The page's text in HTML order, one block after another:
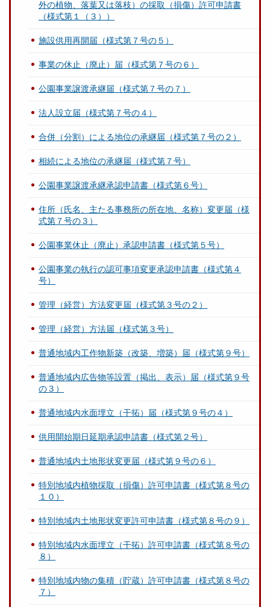
外の植物、落葉又は落枝）の採取（損傷）許可申請書
（様式第１（３））
施設供用再開届（様式第７号の５）
事業の休止（廃止）届（様式第７号の６）
公園事業譲渡承継届（様式第７号の７）
法人設立届（様式第７号の４）
合併（分割）による地位の承継届（様式第７号の２）
相続による地位の承継届（様式第７号）
公園事業譲渡承継承認申請書（様式第６号）
住所（氏名、主たる事務所の所在地、名称）変更届（様
式第７号の３）
公園事業休止（廃止）承認申請書（様式第５号）
公園事業の執行の認可事項変更承認申請書（様式第４
号）
管理（経営）方法変更届（様式第３号の２）
管理（経営）方法届（様式第３号）
普通地域内工作物新築（改築、増築）届（様式第９号）
普通地域内広告物等設置（掲出、表示）届（様式第９号
の３）
普通地域内水面埋立（干拓）届（様式第９号の４）
供用開始期日延期承認申請書（様式第２号）
普通地域内土地形状変更届（様式第９号の６）
特別地域内植物採取（損傷）許可申請書（様式第８号の
１０）
特別地域内土地形状変更許可申請書（様式第８号の９）
特別地域内水面埋立（干拓）許可申請書（様式第８号の
８）
特別地域内物の集積（貯蔵）許可申請書（様式第８号の
７）